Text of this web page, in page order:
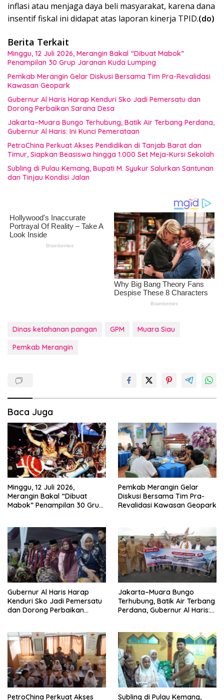
inflasi atau menjaga daya beli masyarakat, karena dana
insentif fiskal ini didapat atas laporan kinerja TPID.(do)
Berita Terkait
Minggu, 12 Juli 2026, Merangin Bakal “Dibuat Mabok”
Penampilan 30 Grup Jaranan Kuda Lumping
Pemkab Merangin Gelar Diskusi Bersama Tim Pra-Revalidasi
Kawasan Geopark
Gubernur Al Haris Harap Kenduri Sko Jadi Pemersatu dan
Dorong Perbaikan Sarana Desa
Jakarta–Muara Bungo Terhubung, Batik Air Terbang Perdana,
Gubernur Al Haris: Ini Kunci Pemerataan
PetroChina Perkuat Akses Pendidikan di Tanjab Barat dan
Timur, Siapkan Beasiswa hingga 1.000 Set Meja-Kursi Sekolah
Subling di Pulau Kemang, Bupati M. Syukur Salurkan Santunan
dan Tinjau Kondisi Jalan
Dinas ketahanan pangan GPM
Muara Siau
Pemkab Merangin
Baca Juga
Minggu, 12 Juli 2026,
Merangin Bakal “Dibuat
Mabok” Penampilan 30 Grup
Pemkab Merangin Gelar
Diskusi Bersama Tim Pra-
Revalidasi Kawasan Geopark
Gubernur Al Haris Harap
Kenduri Sko Jadi Pemersatu
dan Dorong Perbaikan
Jakarta–Muara Bungo
Terhubung, Batik Air Terbang
Perdana, Gubernur Al Haris:
PetroChina Perkuat Akses Subling di Pulau Kemang,